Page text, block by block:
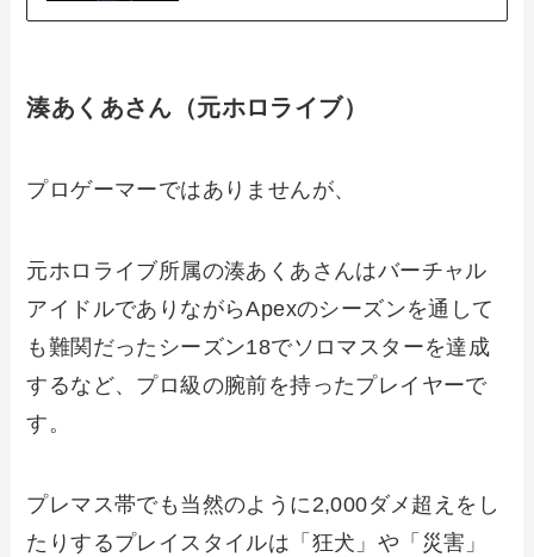
湊あくあさん（元ホロライブ）
プロゲーマーではありませんが、
元ホロライブ所属の湊あくあさんはバーチャル
アイドルでありながらApexのシーズンを通して
も難関だったシーズン18でソロマスターを達成
するなど、プロ級の腕前を持ったプレイヤーで
す。
プレマス帯でも当然のように2,000ダメ超えをし
たりするプレイスタイルは「狂犬」や「災害」